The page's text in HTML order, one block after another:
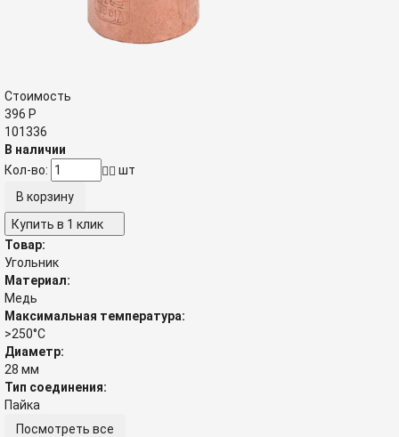
Стоимость
396 Р
101336
В наличии
Кол-во:
шт
Купить в 1 клик
Товар:
Угольник
Материал:
Медь
Максимальная температура:
>250°C
Диаметр:
28 мм
Тип соединения:
Пайка
Посмотреть все